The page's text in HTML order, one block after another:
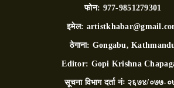
फोन: 977-9851279301
इमेल:
ठेगाना: Gongabu,
Editor: Gopi Krishna
सूचना विभाग दर्ता नंः २६७४/०७७-